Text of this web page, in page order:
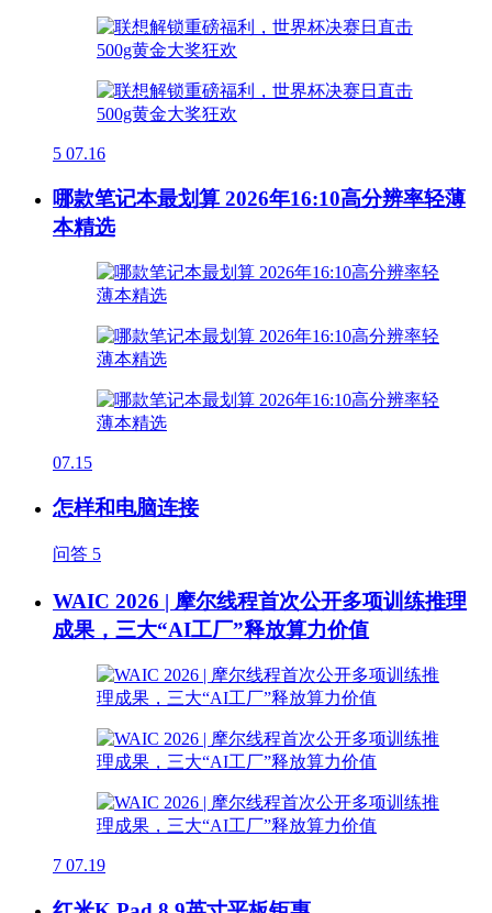
5 07.16
哪款笔记本最划算 2026年16:10高分辨率轻薄
本精选
07.15
怎样和电脑连接
问答 5
WAIC 2026 | 摩尔线程首次公开多项训练推理
成果，三大“AI工厂”释放算力价值
7 07.19